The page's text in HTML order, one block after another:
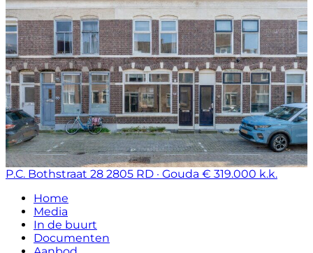
P.C. Bothstraat 28 2805 RD · Gouda € 319.000 k.k.
Home
Media
In de buurt
Documenten